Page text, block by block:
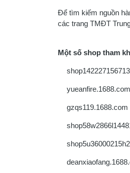
Để tìm kiếm nguồn
các trang TMĐT
Một số shop tham
yueanfire.1688.com
gzqs119.1688.com